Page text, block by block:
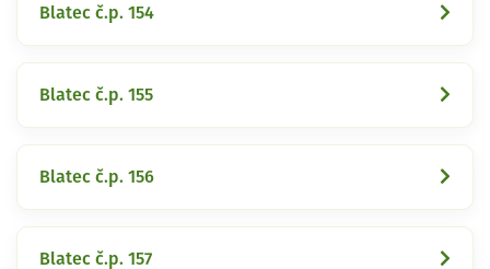
Blatec č.p. 154
Blatec č.p. 155
Blatec č.p. 156
Blatec č.p. 157